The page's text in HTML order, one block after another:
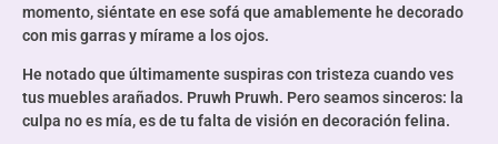
momento, siéntate en ese sofá que amablemente he decorado
con mis garras y mírame a los ojos.
He notado que últimamente suspiras con tristeza cuando ves
tus muebles arañados. Pruwh Pruwh. Pero seamos sinceros: la
culpa no es mía, es de tu falta de visión en decoración felina.